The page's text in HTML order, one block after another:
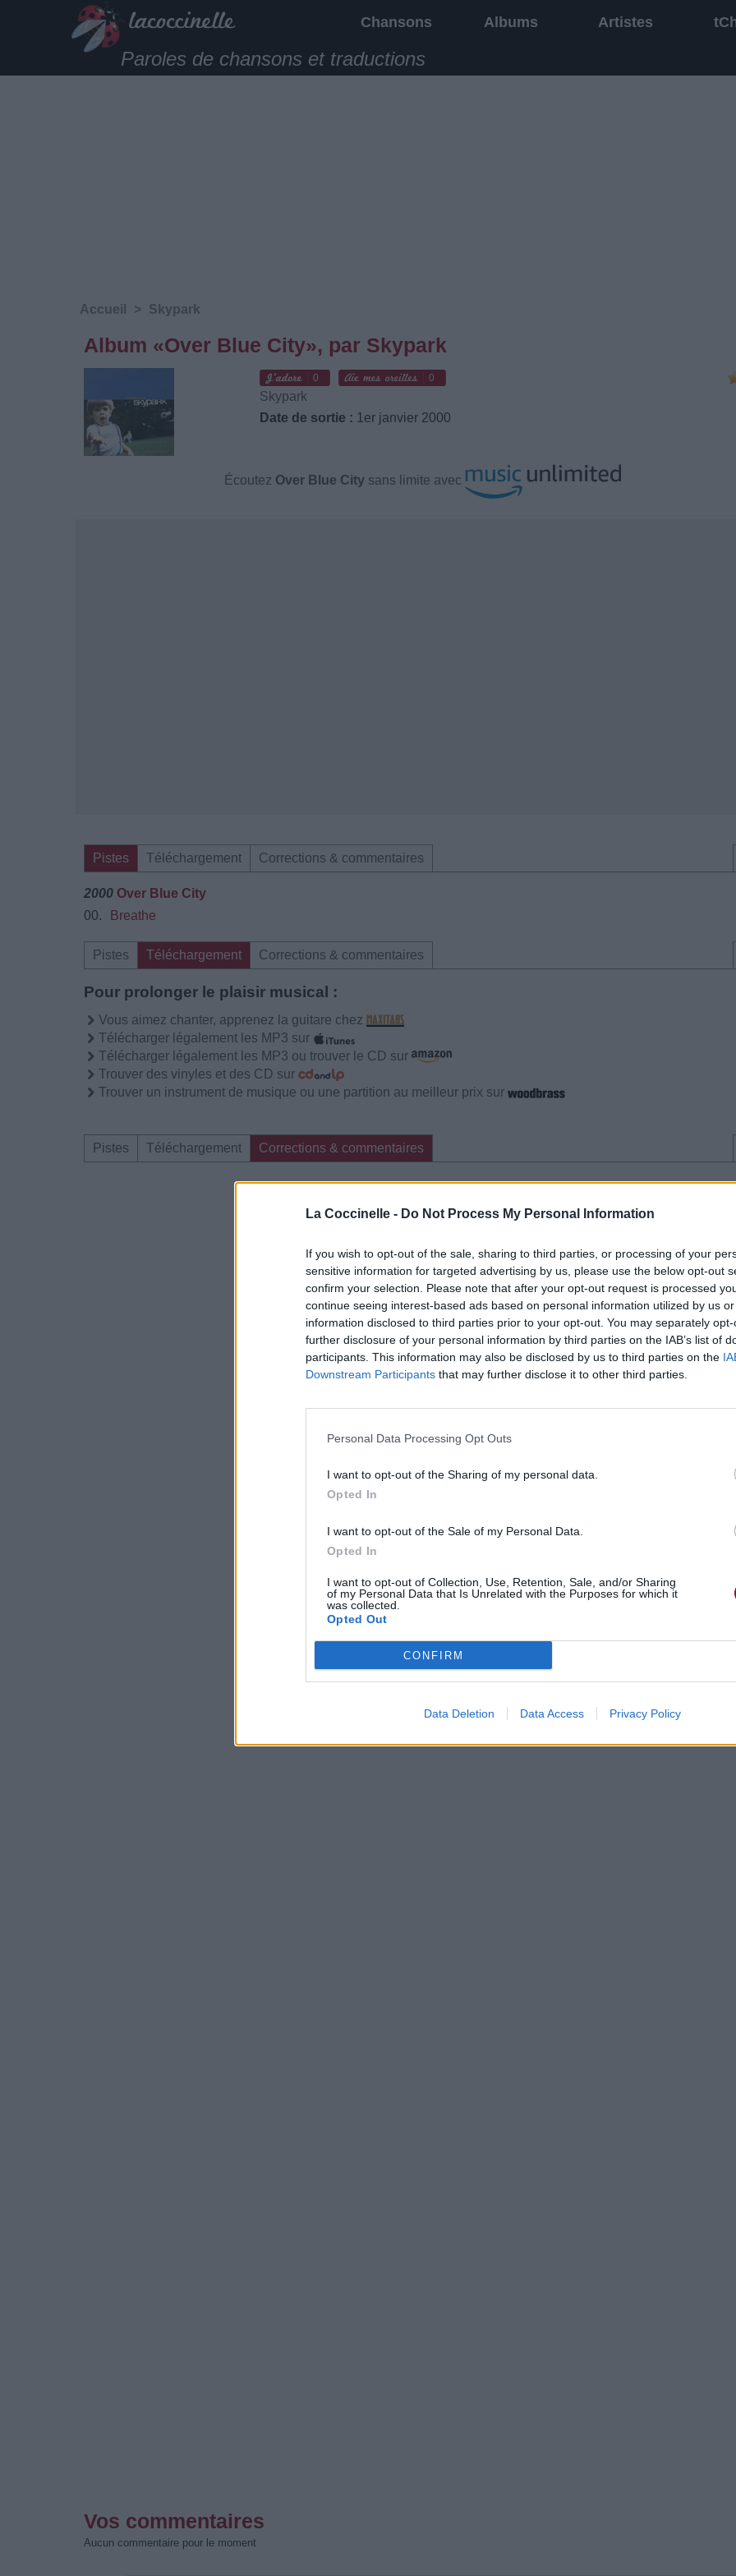
La Coccinelle - Do Not Process My Personal Information
If you wish to opt-out of the sale, sharing to third parties, or processing of your
sensitive information for targeted advertising by us, please use the below opt-out
confirm your selection. Please note that after your opt-out request is processed
continue seeing interest-based ads based on personal information utilized by us
information disclosed to third parties prior to your opt-out. You may separately
further disclosure of your personal information by third parties on the IAB’s list of
participants. This information may also be disclosed by us to third parties on the
Downstream Participants that may further disclose it to other third parties.
Personal Data Processing Opt Outs
I want to opt-out of the Sharing of my personal data.
Opted In
I want to opt-out of the Sale of my Personal Data.
Opted In
I want to opt-out of Collection, Use, Retention, Sale, and/or Sharing
of my Personal Data that Is Unrelated with the Purposes for which it
was collected.
Opted Out
CONFIRM
Data Deletion Data Access Privacy Policy
Chansons Albums Artistes
Paroles de chansons et traductions
Accueil > Skypark
Album «Over Blue City», par Skypark
0 0
Skypark
Date de sortie : 1er janvier 2000
Écoutez Over Blue City sans limite avec
Pistes Téléchargement Corrections & commentaires
2000 Over Blue City
00.
Breathe
Pistes Téléchargement Corrections & commentaires
Pour prolonger le plaisir musical :
Vous aimez chanter, apprenez la guitare chez
Télécharger légalement les MP3 sur
Télécharger légalement les MP3 ou trouver le CD sur
Trouver des vinyles et des CD sur
Trouver un instrument de musique ou une partition au meilleur prix sur
Pistes Téléchargement Corrections & commentaires
Vos commentaires
Aucun commentaire pour le moment